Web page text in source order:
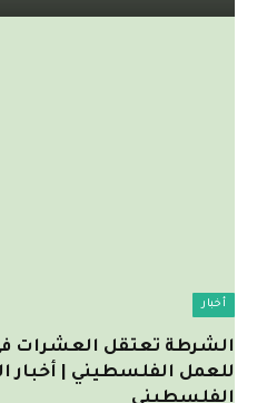
أخبار
الشرطة تعتقل العشرات
للعمل الفلسطيني | أخبار
الفلسطيني